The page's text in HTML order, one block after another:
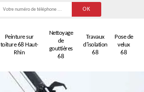
Peinture sur
toiture 68 Haut-
Rhin
Nettoyage
de
gouttières
68
Travaux
d'isolation
68
Pose de
velux
68